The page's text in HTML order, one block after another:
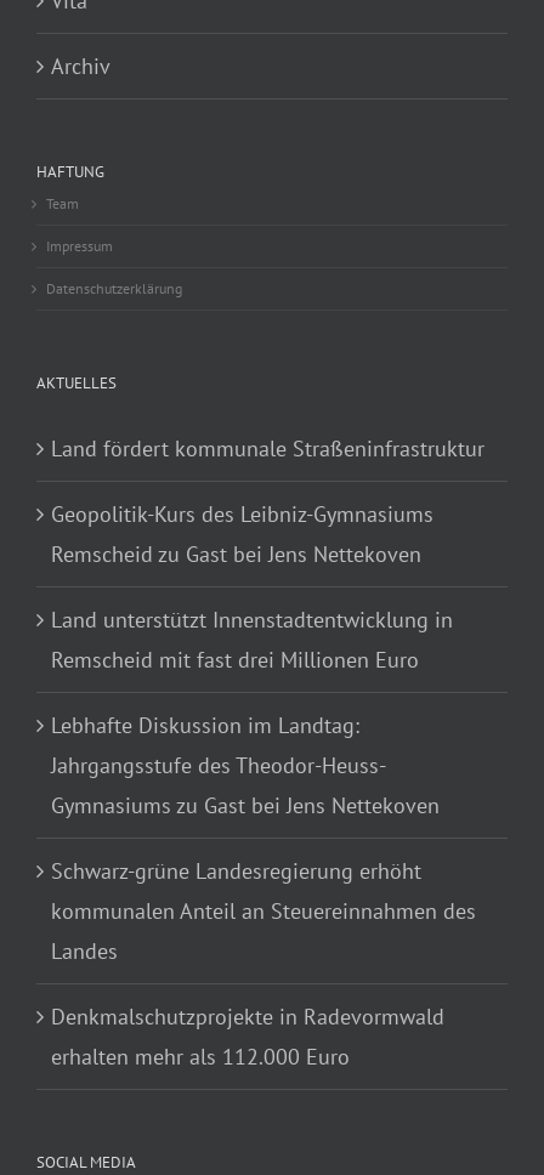
Archiv
HAFTUNG
Team
Impressum
Datenschutzerklärung
AKTUELLES
Land fördert kommunale Straßeninfrastruktur
Geopolitik-Kurs des Leibniz-Gymnasiums
Remscheid zu Gast bei Jens Nettekoven
Land unterstützt Innenstadtentwicklung in
Remscheid mit fast drei Millionen Euro
Lebhafte Diskussion im Landtag:
Jahrgangsstufe des Theodor-Heuss-
Gymnasiums zu Gast bei Jens Nettekoven
Schwarz-grüne Landesregierung erhöht
kommunalen Anteil an Steuereinnahmen des
Landes
Denkmalschutzprojekte in Radevormwald
erhalten mehr als 112.000 Euro
SOCIAL MEDIA